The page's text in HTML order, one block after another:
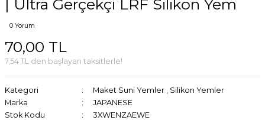
| Ultra Gerçekçi LRF Silikon Yem
0 Yorum
70,00 TL
7,54 TL den başlayan taksitlerle!
Kategori Maket Suni Yemler , Silikon Yemler
Marka
JAPANESE
Stok Kodu
3XWENZAEWE